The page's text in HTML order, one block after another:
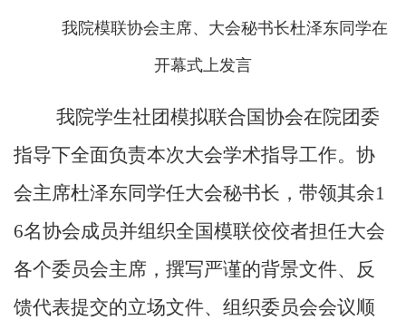
我院模联协会主席、大会秘书长杜泽东同学在
开幕式上发言
我院学生社团模拟联合国协会在院团委
指导下全面负责本次大会学术指导工作。协
会主席杜泽东同学任大会秘书长，带领其余1
6名协会成员并组织全国模联佼佼者担任大会
各个委员会主席，撰写严谨的背景文件、反
馈代表提交的立场文件、组织委员会会议顺